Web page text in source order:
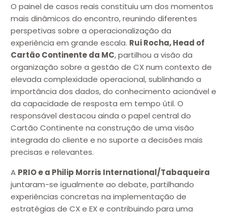
O painel de casos reais constituiu um dos momentos
mais dinâmicos do encontro, reunindo diferentes
perspetivas sobre a operacionalização da
experiência em grande escala. Rui Rocha, Head of
Cartão Continente da MC, partilhou a visão da
organização sobre a gestão de CX num contexto de
elevada complexidade operacional, sublinhando a
importância dos dados, do conhecimento acionável e
da capacidade de resposta em tempo útil. O
responsável destacou ainda o papel central do
Cartão Continente na construção de uma visão
integrada do cliente e no suporte a decisões mais
precisas e relevantes.
A PRIO e a Philip Morris International/Tabaqueira
juntaram-se igualmente ao debate, partilhando
experiências concretas na implementação de
estratégias de CX e EX e contribuindo para uma